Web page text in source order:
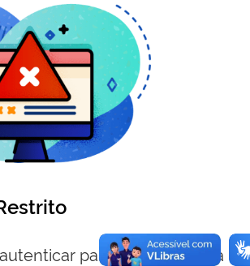
para visualizar essa